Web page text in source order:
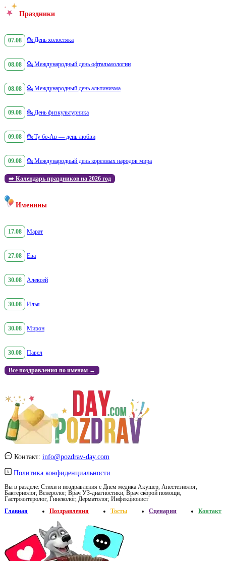
Праздники
07.08 💁 День холостяка
08.08 💁 Международный день офтальмологии
08.08 💁 Международный день альпинизма
09.08 💁 День физкультурника
09.08 💁 Ту бе-Ав — день любви
09.08 💁 Международный день коренных народов мира
➡️ Календарь праздников на 2026 год
Именины
17.08 Марат
27.08 Ева
30.08 Алексей
30.08 Илья
30.08 Мирон
30.08 Павел
Все поздравления по именам →
Контакт: info@pozdrav-day.com
Политика конфиденциальности
Вы в разделе: Стихи и поздравления с Днем медика Акушер, Анестезиолог,
Бактериолог, Венеролог, Врач УЗ-диагностики, Врач скорой помощи,
Гастроэнтеролог, Гинеколог, Дерматолог, Инфекционист
Главная
Поздравления Тосты Сценарии Контакт